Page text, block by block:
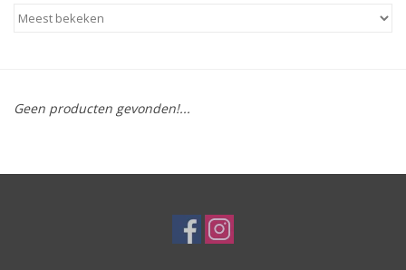
Contact
Geen producten gevonden!...